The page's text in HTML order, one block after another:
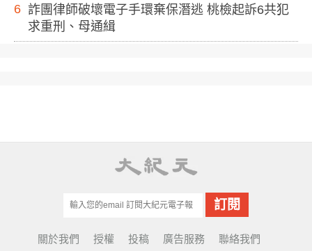
6 詐團律師破壞電子手環棄保潛逃 桃檢起訴6共犯
求重刑、母通緝
關於我們 授權 投稿 廣告服務 聯絡我們